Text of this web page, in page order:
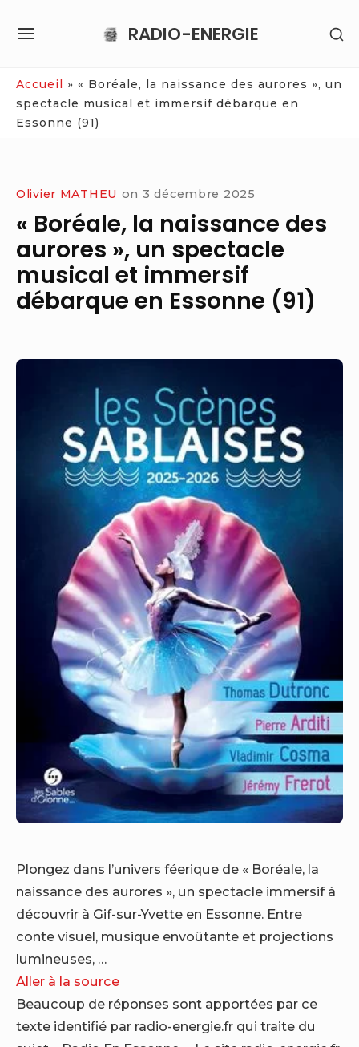
RADIO-ENERGIE
SITE
Accueil » « Boréale, la naissance des aurores », un
spectacle musical et immersif débarque en
Essonne (91)
Olivier MATHEU on 3 décembre 2025
« Boréale, la naissance des
aurores », un spectacle
musical et immersif
débarque en Essonne (91)
Plongez dans l’univers féerique de « Boréale, la
naissance des aurores », un spectacle immersif à
découvrir à Gif-sur-Yvette en Essonne. Entre
conte visuel, musique envoûtante et projections
lumineuses, …
Aller à la source
Beaucoup de réponses sont apportées par ce
texte identifié par radio-energie.fr qui traite du